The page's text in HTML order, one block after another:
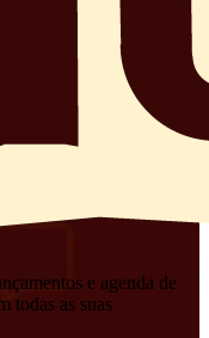
e agenda de
todas as suas